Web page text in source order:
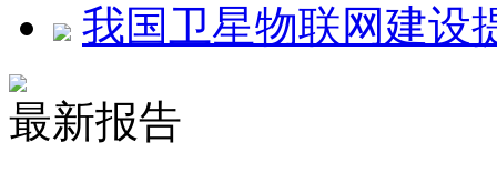
我国卫星物联网建设
最新报告